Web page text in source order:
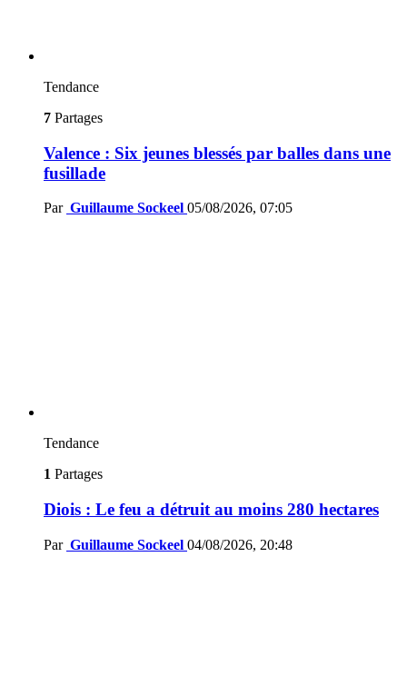
Tendance
7 Partages
Valence : Six jeunes blessés par balles dans une
fusillade
Par Guillaume Sockeel 05/08/2026, 07:05
Tendance
1 Partages
Diois : Le feu a détruit au moins 280 hectares
Par Guillaume Sockeel 04/08/2026, 20:48